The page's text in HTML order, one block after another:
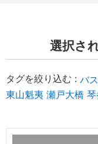
選択さ
タグを絞り込む : バ
東山魁夷 瀬戸大橋